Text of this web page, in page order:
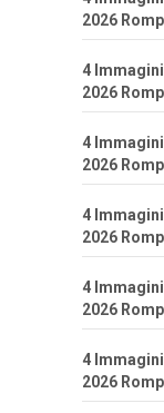
2026
4
2026
4
2026
4
2026
4
2026
4
2026